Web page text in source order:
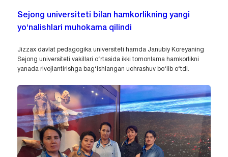
Sejong universiteti bilan hamkorlikning yangi
yo‘nalishlari muhokama qilindi
Jizzax davlat pedagogika universiteti hamda Janubiy Koreyaning
Sejong universiteti vakillari o‘rtasida ikki tomonlama hamkorlikni
yanada rivojlantirishga bag‘ishlangan uchrashuv bo‘lib o‘tdi.